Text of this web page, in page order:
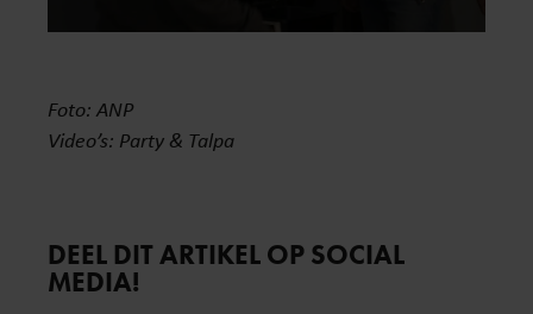
Foto: ANP
Video’s: Party & Talpa
DEEL DIT ARTIKEL OP SOCIAL
MEDIA!